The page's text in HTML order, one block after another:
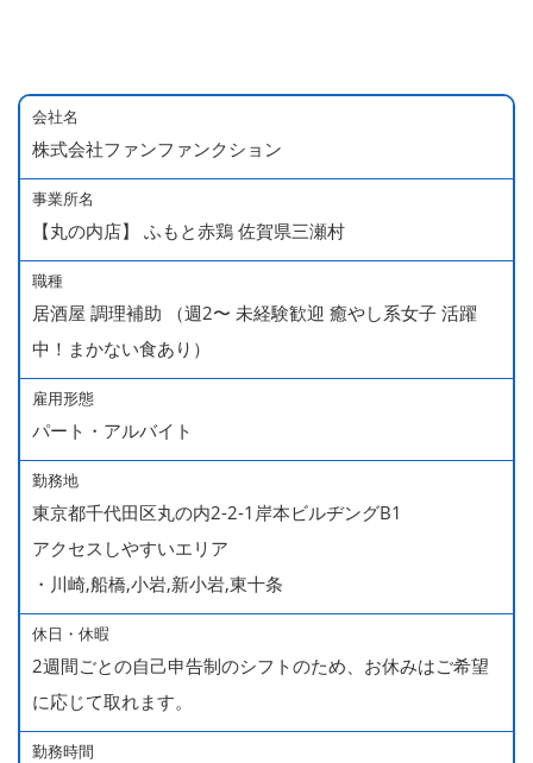
会社名
株式会社ファンファンクション
事業所名
【丸の内店】 ふもと赤鶏 佐賀県三瀬村
職種
居酒屋 調理補助 （週2〜 未経験歓迎 癒やし系女子 活躍
中！まかない食あり）
雇用形態
パート・アルバイト
勤務地
東京都千代田区丸の内2-2-1岸本ビルヂングB1
アクセスしやすいエリア
・川崎,船橋,小岩,新小岩,東十条
休日・休暇
2週間ごとの自己申告制のシフトのため、お休みはご希望
に応じて取れます。
勤務時間